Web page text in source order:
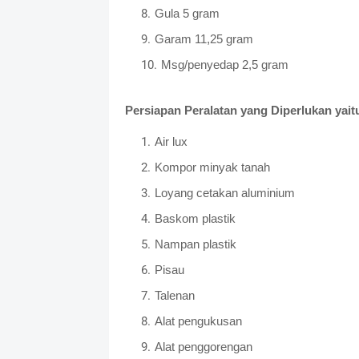
Gula 5 gram
Garam 11,25 gram
Msg/penyedap 2,5 gram
Persiapan Peralatan yang Diperlukan
Air lux
Kompor minyak tanah
Loyang cetakan aluminium
Baskom plastik
Nampan plastik
Pisau
Talenan
Alat pengukusan
Alat penggorengan